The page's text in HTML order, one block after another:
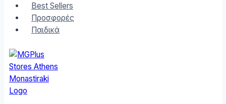
Best Sellers
Προσφορές
Παιδικά